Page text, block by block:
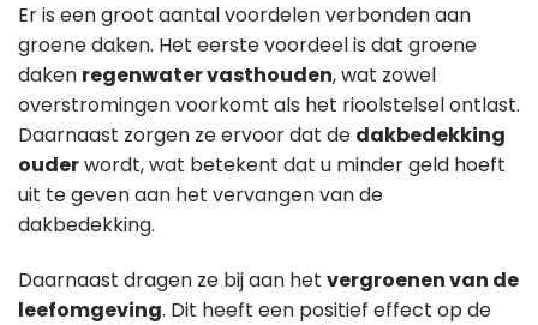
Er is een groot aantal voordelen verbonden aan
groene daken. Het eerste voordeel is dat groene
daken regenwater vasthouden, wat zowel
overstromingen voorkomt als het rioolstelsel ontlast.
Daarnaast zorgen ze ervoor dat de dakbedekking
ouderwordt, wat betekent dat u minder geld hoeft
uit te geven aan het vervangen van de
dakbedekking.
Daarnaast dragen ze bij aan het vergroenen van de
leefomgeving. Dit heeft een positief effect op de